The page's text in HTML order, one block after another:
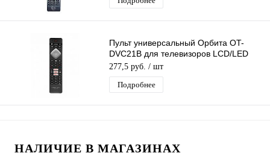
Пульт универсальный Орбита OT-
DVC21B для телевизоров LCD/LED
Philips
277,5 руб. / шт
Подробнее
НАЛИЧИЕ В МАГАЗИНАХ